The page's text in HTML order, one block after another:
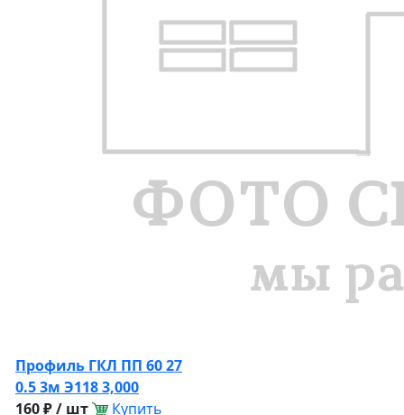
Профиль ГКЛ ПП 60 27
0.5 3м Э118 3,000
160 ₽ / шт
Купить